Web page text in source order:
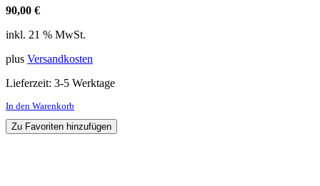
90,00 €
inkl. 21 % MwSt.
plus Versandkosten
Lieferzeit: 3-5 Werktage
In den Warenkorb
Zu Favoriten hinzufügen